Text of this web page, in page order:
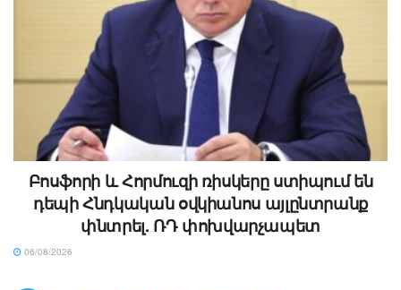
Բոսֆորի և Հորմուզի ռիսկերը ստիպում են
դեպի Հնդկական օվկիանոս այլընտրանք
փնտրել. ՌԴ փոխվարչապետ
06/08/2026